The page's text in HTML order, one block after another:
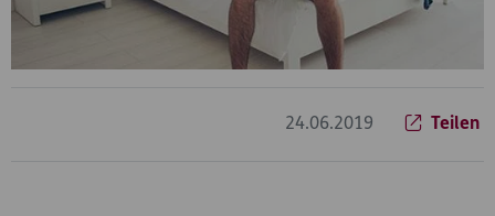
24.06.2019 Teilen